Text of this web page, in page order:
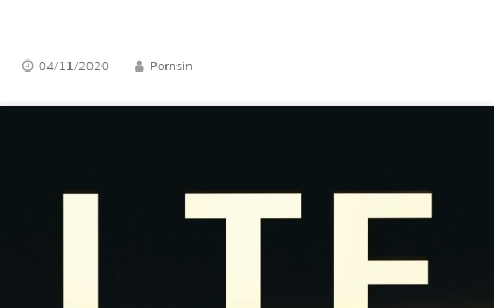
04/11/2020 Pornsin